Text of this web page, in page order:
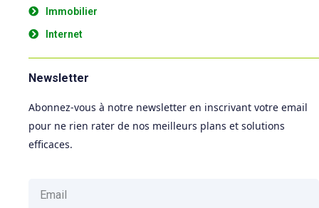
Immobilier
Internet
Newsletter
Abonnez-vous à notre newsletter en inscrivant votre email
pour ne rien rater de nos meilleurs plans et solutions
efficaces.